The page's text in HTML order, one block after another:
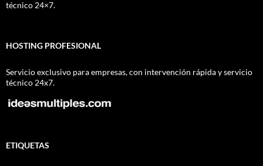
técnico 24×7.
HOSTING PROFESIONAL
Servicio exclusivo para empresas, con intervención rápida y servicio
técnico 24x7.
ETIQUETAS